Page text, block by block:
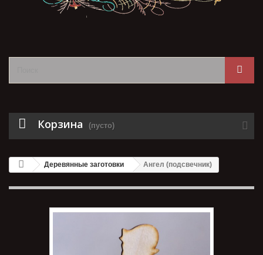
Корзина (пусто)
Деревянные заготовки Ангел (подсвечник)